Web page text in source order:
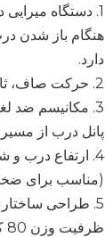
1. دستگاه
هنگام باز شدن
دارد.
2. حرکت صاف، ثابت و بی صدا:
3. مکانیسم ضد
پانل درب از
4. ارتفاع درب و
(مناسب برای ضخامت درب:
5. طراحی
ظرفیت وزن 80 کیلوگرم در هر در.